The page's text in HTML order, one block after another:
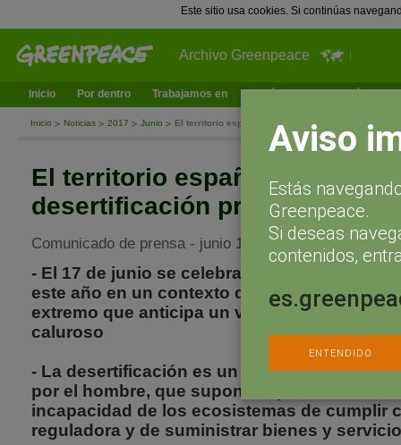
Este sitio usa cookies. Si continúas
Archivo Greenpeace
Inicio Por dentro Trabajamos en ¿Qué puedes hacer tú?
Inicio Noticias 2017 Junio El territorio español afronta un proceso de
El territorio español afronta
desertificación preocupante
Comunicado de prensa - junio 16, 2017
- El 17 de junio se celebra el Día Mundial
este año en un contexto de ola de calor,
extremo que anticipa un verano
caluroso
- La desertificación es un proceso de
por el hombre, que supone la pérdida del
incapacidad de los ecosistemas de cumplir
reguladora y de suministrar bienes y
Aviso
Estás
Greenpeace.
Si deseas
contenidos,
ENTENDIDO